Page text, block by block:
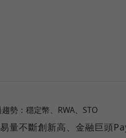
勢：穩定幣、RWA、STO
量不斷創新高、金融巨頭